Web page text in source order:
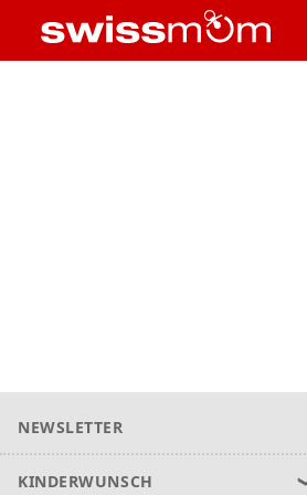
NEWSLETTER
KINDERWUNSCH